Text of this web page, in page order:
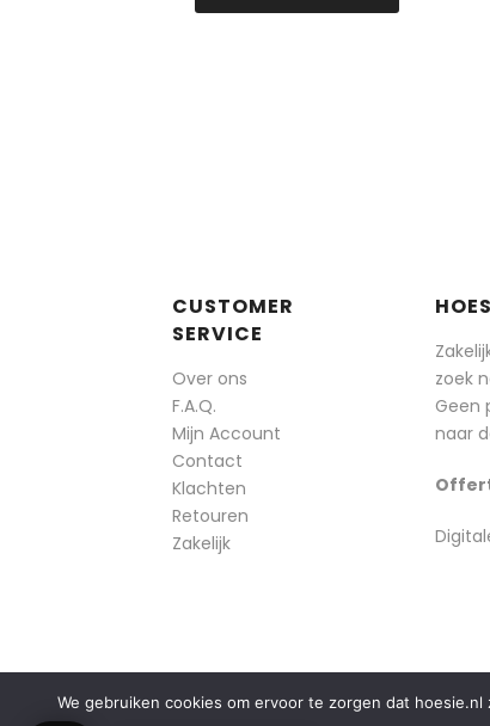
CUSTOMER
SERVICE
Over ons
F.A.Q.
Mijn Account
Contact
Klachten
Retouren
Zakelijk
zoek
Geen
naar
We gebruiken cookies om ervoor te zorgen dat